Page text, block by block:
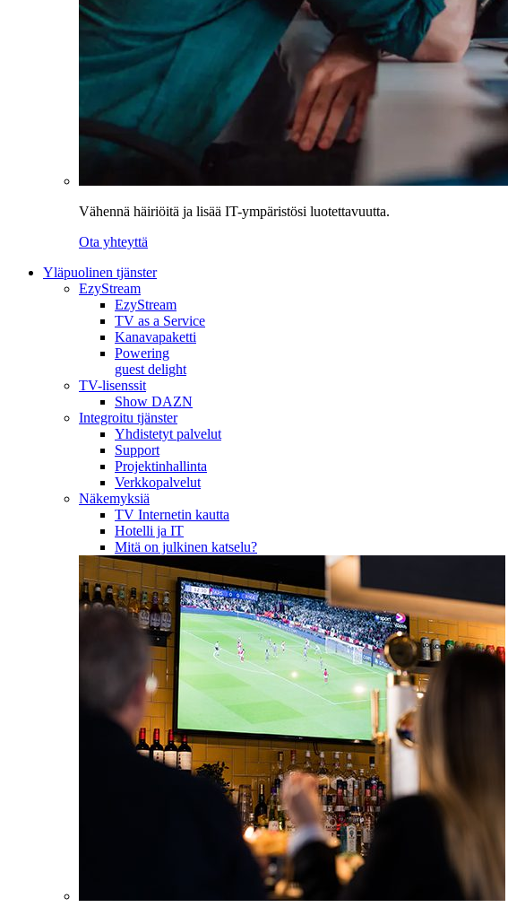
Vähennä häiriöitä ja lisää IT-ympäristösi luotettavuutta.
Ota yhteyttä
Yläpuolinen tjänster
EzyStream
EzyStream
TV as a Service
Kanavapaketti
Powering
guest delight
TV-lisenssit
Show DAZN
Integroitu tjänster
Yhdistetyt palvelut
Support
Projektinhallinta
Verkkopalvelut
Näkemyksiä
TV Internetin kautta
Hotelli ja IT
Mitä on julkinen katselu?